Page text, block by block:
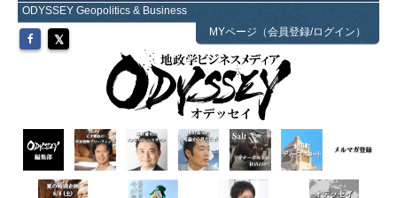
ODYSSEY Geopolitics & Business
MYページ（会員登録/ログイン）